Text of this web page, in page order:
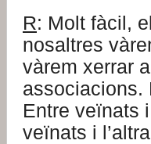
R: Molt fàcil,
nosaltres
vàrem xerrar
associacions.
Entre veïnats
veïnats i